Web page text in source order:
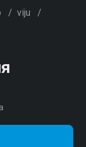
/ viju /